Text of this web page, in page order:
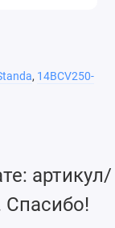
, 14BCV250-
артикул/
Спасибо!